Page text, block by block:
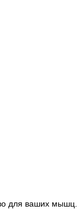
для ваших мышц.